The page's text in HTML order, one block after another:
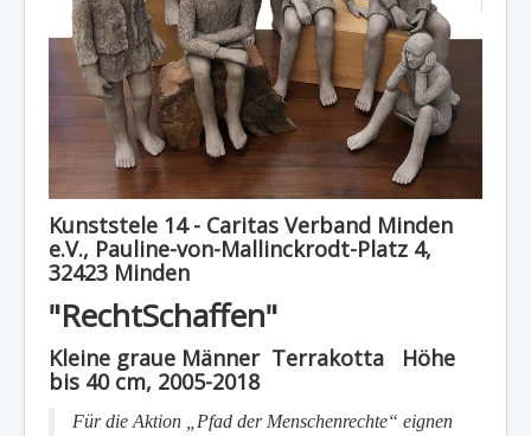
Kunststele 14 - Caritas Verband Minden
e.V., Pauline-von-Mallinckrodt-Platz 4,
32423 Minden
"RechtSchaffen"
Kleine graue Männer Terrakotta Höhe
bis 40 cm, 2005-2018
Für die Aktion „Pfad der Menschenrechte“ eignen